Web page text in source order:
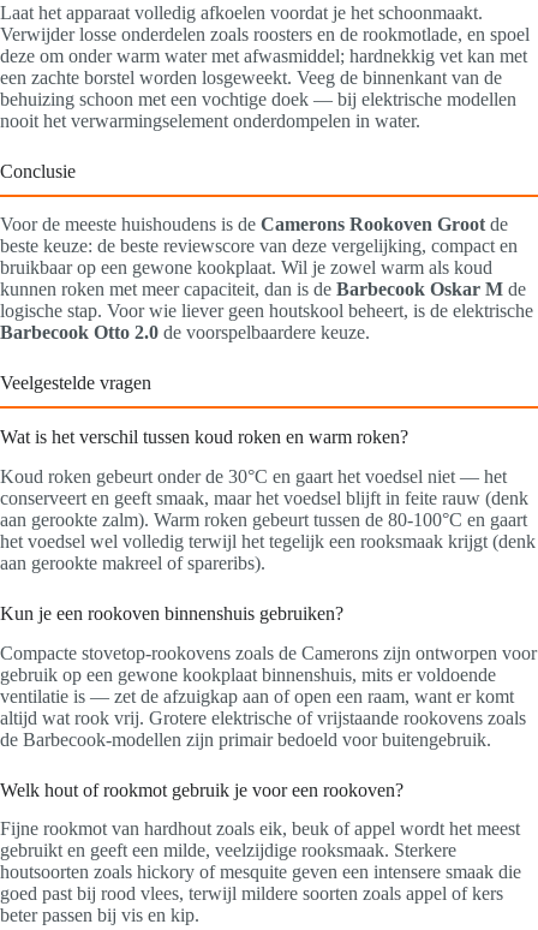
Laat het apparaat volledig afkoelen voordat je het schoonmaakt.
Verwijder losse onderdelen zoals roosters en de rookmotlade, en spoel
deze om onder warm water met afwasmiddel; hardnekkig vet kan met
een zachte borstel worden losgeweekt. Veeg de binnenkant van de
behuizing schoon met een vochtige doek — bij elektrische modellen
nooit het verwarmingselement onderdompelen in water.
Conclusie
Voor de meeste huishoudens is de Camerons Rookoven Groot de
beste keuze: de beste reviewscore van deze vergelijking, compact en
bruikbaar op een gewone kookplaat. Wil je zowel warm als koud
kunnen roken met meer capaciteit, dan is de Barbecook Oskar M de
logische stap. Voor wie liever geen houtskool beheert, is de elektrische
Barbecook Otto 2.0 de voorspelbaardere keuze.
Veelgestelde vragen
Wat is het verschil tussen koud roken en warm roken?
Koud roken gebeurt onder de 30°C en gaart het voedsel niet — het
conserveert en geeft smaak, maar het voedsel blijft in feite rauw (denk
aan gerookte zalm). Warm roken gebeurt tussen de 80-100°C en gaart
het voedsel wel volledig terwijl het tegelijk een rooksmaak krijgt (denk
aan gerookte makreel of spareribs).
Kun je een rookoven binnenshuis gebruiken?
Compacte stovetop-rookovens zoals de Camerons zijn ontworpen voor
gebruik op een gewone kookplaat binnenshuis, mits er voldoende
ventilatie is — zet de afzuigkap aan of open een raam, want er komt
altijd wat rook vrij. Grotere elektrische of vrijstaande rookovens zoals
de Barbecook-modellen zijn primair bedoeld voor buitengebruik.
Welk hout of rookmot gebruik je voor een rookoven?
Fijne rookmot van hardhout zoals eik, beuk of appel wordt het meest
gebruikt en geeft een milde, veelzijdige rooksmaak. Sterkere
houtsoorten zoals hickory of mesquite geven een intensere smaak die
goed past bij rood vlees, terwijl mildere soorten zoals appel of kers
beter passen bij vis en kip.